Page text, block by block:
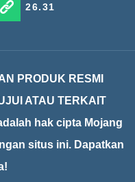
26.31
PRODUK RESMI
ATAU TERKAIT
hak cipta Mojang
situs ini. Dapatkan